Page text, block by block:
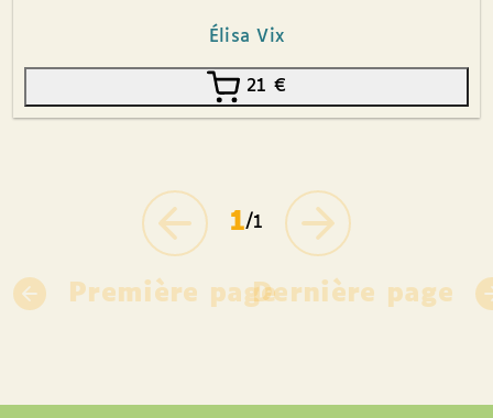
Élisa Vix
21 €
Première page
1/1
Dernière page